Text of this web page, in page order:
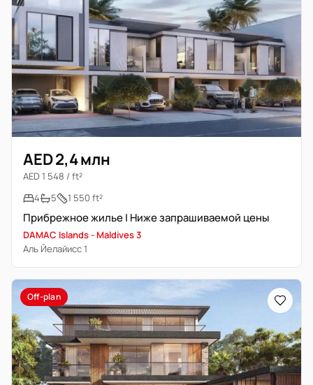
AED 2,4 млн
AED 1 548 / ft²
4
5 1 550 ft²
Прибрежное жилье | Ниже запрашиваемой цены
DAMAC Islands - Maldives 3
Аль Йелайисс 1
Off-plan